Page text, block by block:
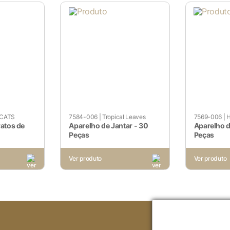
de
7584-006|Tropical Leaves
Aparelho de Jantar - 30
Peças
Ver produto
7569-006
Aparelho
Peças
Ver produto
básicas e recursos de segurança do site.
pessoais do usuário por meio de análises, anúncios e